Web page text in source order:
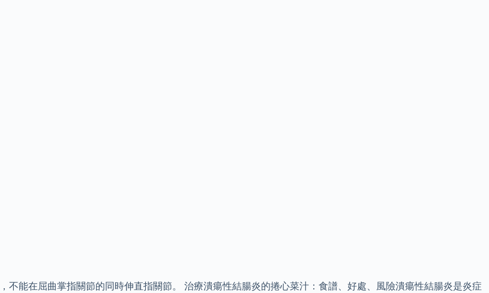
能在屈曲掌指關節的同時伸直指關節。 治療潰瘍性結腸炎的捲心菜汁：食譜、好處、風險潰瘍性結腸炎是炎症